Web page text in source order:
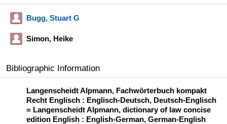
Bugg, Stuart G
Simon, Heike
Bibliographic Information
Langenscheidt Alpmann, Fachwörterbuch kompakt
Recht Englisch : Englisch-Deutsch, Deutsch-Englisch
= Langenscheidt Alpmann, dictionary of law concise
edition English : English-German, German-English